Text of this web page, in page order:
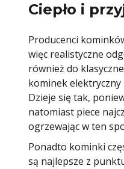
Ciepło i
Producenci
więc realistyczne
również do
kominek elektryczny
Dzieje się tak,
natomiast piece
ogrzewając w ten
Ponadto kominki
są najlepsze z